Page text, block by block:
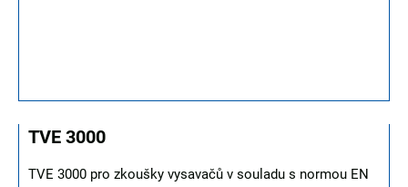
TVE 3000
TVE 3000 pro zkoušky vysavačů v souladu s normou EN